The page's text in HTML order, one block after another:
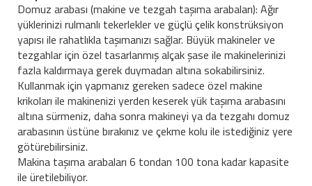
Domuz arabası (makine ve tezgah taşıma arabaları): Ağır
yüklerinizi rulmanlı tekerlekler ve güçlü çelik konstrüksiyon
yapısı ile rahatlıkla taşımanızı sağlar. Büyük makineler ve
tezgahlar için özel tasarlanmış alçak şase ile makinelerinizi
fazla kaldırmaya gerek duymadan altına sokabilirsiniz.
Kullanmak için yapmanız gereken sadece özel makine
krikoları ile makinenizi yerden keserek yük taşıma arabasını
altına sürmeniz, daha sonra makineyi ya da tezgahı domuz
arabasının üstüne bırakınız ve çekme kolu ile istediğiniz yere
götürebilirsiniz.
Makina taşıma arabaları 6 tondan 100 tona kadar kapasite
ile üretilebiliyor.